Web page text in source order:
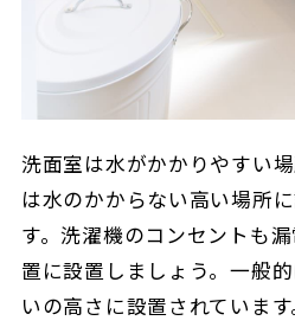
洗面室は水がかかりやすい
は水のかからない高い場所
す。洗濯機のコンセントも
置に設置しましょう。一般
いの高さに設置されています